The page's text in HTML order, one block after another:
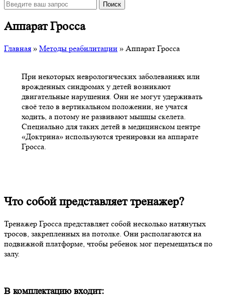
Поиск
Аппарат Гросса
Главная » Методы реабилитации » Аппарат Гросса
При некоторых неврологических заболеваниях или
врожденных синдромах у детей возникают
двигательные нарушения. Они не могут удерживать
своё тело в вертикальном положении, не учатся
ходить, а потому не развивают мышцы скелета.
Специально для таких детей в медицинском центре
«Доктрина» используются тренировки на аппарате
Гросса.
Что собой представляет тренажер?
Тренажер Гросса представляет собой несколько натянутых
тросов, закрепленных на потолке. Они располагаются на
подвижной платформе, чтобы ребенок мог перемещаться по
залу.
В комплектацию входит: